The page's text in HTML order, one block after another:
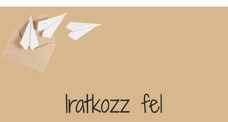
Iratkozz fel